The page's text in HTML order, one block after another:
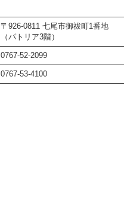
〒926-0811 七尾市御祓町1番地
（パトリア3階）
0767-52-2099
0767-53-4100